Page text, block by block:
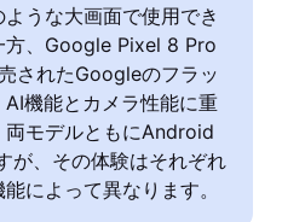
うな大画面で使用でき
方、Google Pixel 8 Pro
されたGoogleのフラッ
機能とカメラ性能に重
両モデルともにAndroid
が、その体験はそれぞれ
によって異なります。